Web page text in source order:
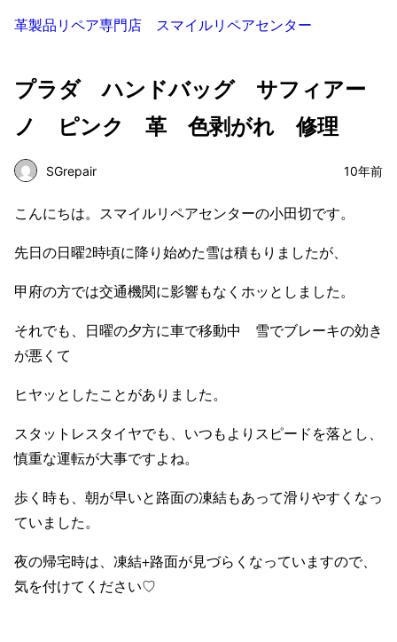
革製品リペア専門店 スマイルリペアセンター
プラダ ハンドバッグ サフィアー
ノ ピンク 革 色剥がれ 修理
SGrepair 10年前
こんにちは。スマイルリペアセンターの小田切です。
先日の日曜2時頃に降り始めた雪は積もりましたが、
甲府の方では交通機関に影響もなくホッとしました。
それでも、日曜の夕方に車で移動中 雪でブレーキの効き
が悪くて
ヒヤッとしたことがありました。
スタットレスタイヤでも、いつもよりスピードを落とし、
慎重な運転が大事ですよね。
歩く時も、朝が早いと路面の凍結もあって滑りやすくなっ
ていました。
夜の帰宅時は、凍結+路面が見づらくなっていますので、
気を付けてください♡